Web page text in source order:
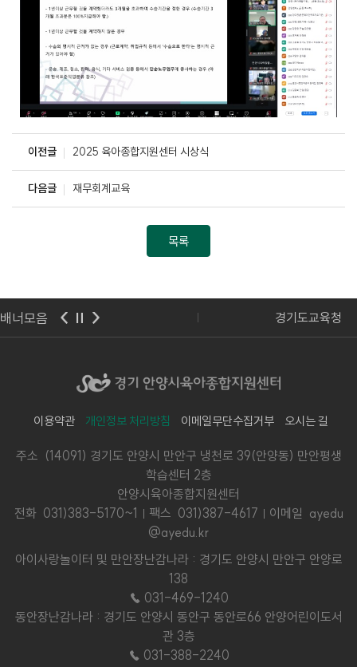
이전글 2025 육아종합지원센터 시상식
다음글 재무회계교육
목록
배너모음
교육부
이용약관 개인정보 처리방침 이메일무단수집거부 오시는 길
주소 (14091) 경기도 안양시 만안구 냉천로 39(안양동) 만안평생
학습센터 2층
안양시육아종합지원센터
전화 031)383-5170~1 팩스 031)387-4617
이메일 ayedu
@ayedu.kr
아이사랑놀이터 및 만안장난감나라 : 경기도 안양시 만안구 안양로
138
☎ 031-469-1240
동안장난감나라 : 경기도 안양시 동안구 동안로66 안양어린이도서
관 3층
☎ 031-388-2240